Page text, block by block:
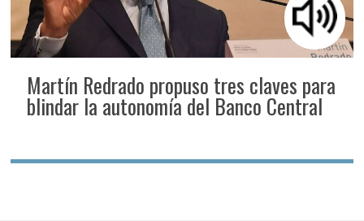
Martín Redrado propuso tres claves para
blindar la autonomía del Banco Central